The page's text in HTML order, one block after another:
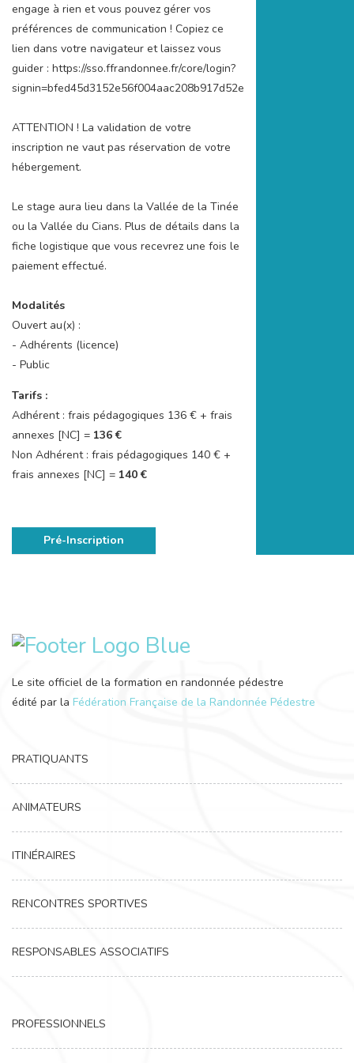
engage à rien et vous pouvez gérer vos
préférences de communication ! Copiez ce
lien dans votre navigateur et laissez vous
guider : https://sso.ffrandonnee.fr/core/login?
signin=bfed45d3152e56f004aac208b917d52e
ATTENTION ! La validation de votre
inscription ne vaut pas réservation de votre
hébergement.
Le stage aura lieu dans la Vallée de la Tinée
ou la Vallée du Cians. Plus de détails dans la
fiche logistique que vous recevrez une fois le
paiement effectué.
Modalités
Ouvert au(x) :
- Adhérents (licence)
- Public
Tarifs :
Adhérent : frais pédagogiques 136 € + frais
annexes [NC] = 136 €
Non Adhérent : frais pédagogiques 140 € +
frais annexes [NC] = 140 €
Pré-Inscription
Le site officiel de la formation en randonnée pédestre
édité par la Fédération Française de la Randonnée Pédestre
PRATIQUANTS
ANIMATEURS
ITINÉRAIRES
RENCONTRES SPORTIVES
RESPONSABLES ASSOCIATIFS
PROFESSIONNELS